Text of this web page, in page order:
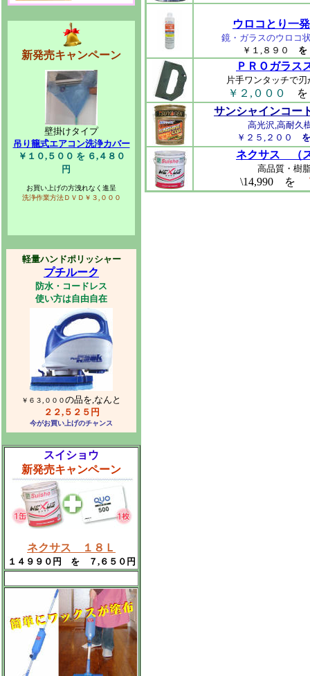
新発売キャンペーン
壁掛けタイプ
吊り籠式エアコン洗浄カバー
￥１０,５００ を ６,４８０
円
お買い上げの方洩れなく進呈
洗浄作業方法ＤＶＤ￥３,０００
軽量ハンドポリッシャー
プチルーク
防水・コードレス
使い方は自由自在
￥６３,０００の品を,なんと
２２,５２５円
今がお買い上げのチャンス
スイショウ
新発売キャンペーン
ネクサス １８Ｌ
１４９９０円 を ７,６５０円
ウロコとり一
鏡・ガラスのウロコ
￥１,８９０
ＰＲＯガラス
片手ワンタッチで
￥２,０００ を
サンシャインコ
高光沢,高耐久
￥２５,２００
ネクサス （
高品質・樹
\14,990 を